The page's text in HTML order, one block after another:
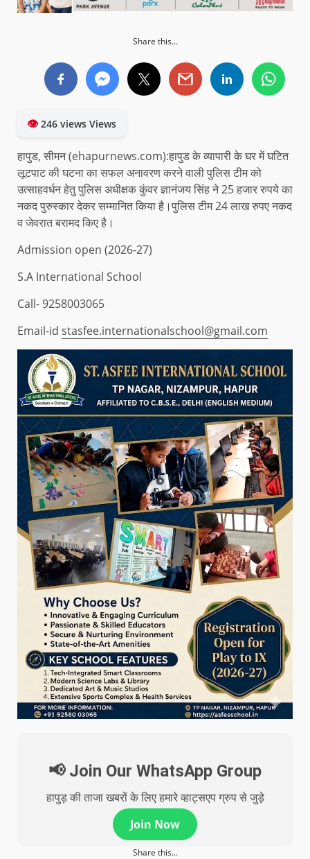
Share this...
👁246 views Views
हापुड, सीमन (ehapurnews.com):हापुड के व्यापारी के घर में घटित
लूटपाट की घटना का सफल अनावरण करने वाली पुलिस टीम को
उत्साहवर्धन हेतु पुलिस अधीक्षक कुंवर ज्ञानंजय सिंह ने 25 हजार रुपये का
नकद पुरुस्कार देकर सम्मानित किया है।पुलिस टीम 24 लाख रुपए नकद
व जेवरात बरामद किए है।
Admission open (2026-27)
S.A International School
Call- 9258003065
Email-id stasfee.internationalschool@gmail.com
📢 Join Our WhatsApp Group
हापुड़ की ताजा खबरों के लिए हमारे व्हाट्सएप ग्रुप से जुड़े
Join Now
Share this...